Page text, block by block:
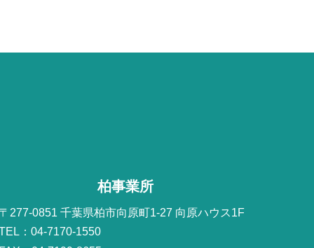
柏事業所
〒277-0851 千葉県柏市向原町1-27 向原ハウス1F
：04-7170-1550